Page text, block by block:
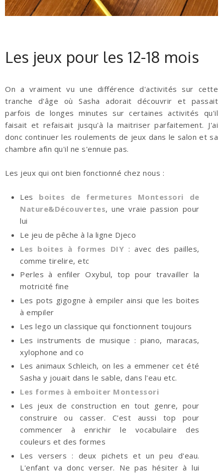
Les jeux pour les 12-18 mois
On a vraiment vu une différence d'activités sur cette
tranche d'âge où Sasha adorait découvrir et passait
parfois de longes minutes sur certaines activités qu'il
faisait et refaisait jusqu'à la maitriser parfaitement. J'ai
donc continuer les roulements de jeux dans le salon et sa
chambre afin qu'il ne s'ennuie pas.
Les jeux qui ont bien fonctionné chez nous :
Les boites de fermetures Montessori de
Nature&Découvertes, une vraie passion pour
lui
Le jeu de pêche à la ligne Djeco
Les boites à formes DIY : avec des pailles,
comme tirelire, etc
Perles à enfiler Oxybul, top pour travailler la
motricité fine
Les pots gigogne à empiler ainsi que les boites
à empiler
Les lego un classique qui fonctionnent toujours
Les instruments de musique : piano, maracas,
xylophone and co
Les animaux Schleich, on les a emmener cet été
Sasha y jouait dans le sable, dans l'eau etc.
Les formes à emboiter Montessori
Les jeux de construction en tout genre, pour
construire ou casser. C'est aussi top pour
commencer à enrichir le vocabulaire des
couleurs et des formes
Les versers : deux pichets et un peu d'eau.
L'enfant va donc verser. Ne pas hésiter à lui